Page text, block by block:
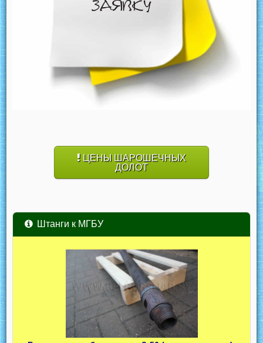
ЦЕНЫ ШАРОШЕЧНЫХ
ДОЛОТ
Штанги к МГБУ